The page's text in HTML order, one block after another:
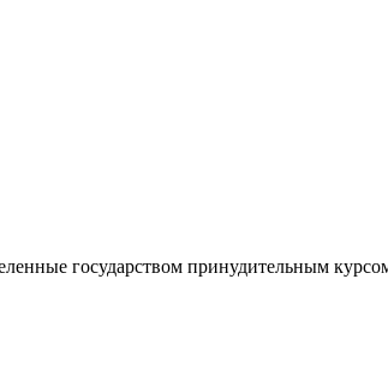
государством принудительным